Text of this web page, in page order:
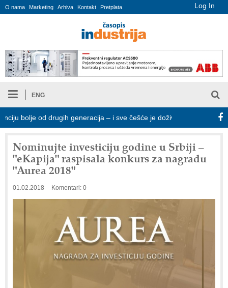
Log In
O nama Marketing Arhiva Kontakt Pretplata
ENG
od drugih generacija – i sve češće je doživljava kao prijatelja
Nominujte investiciju godine u Srbiji –
"eKapija" raspisala konkurs za nagradu
"Aurea 2018"
01.02.2018 Komentari: 0